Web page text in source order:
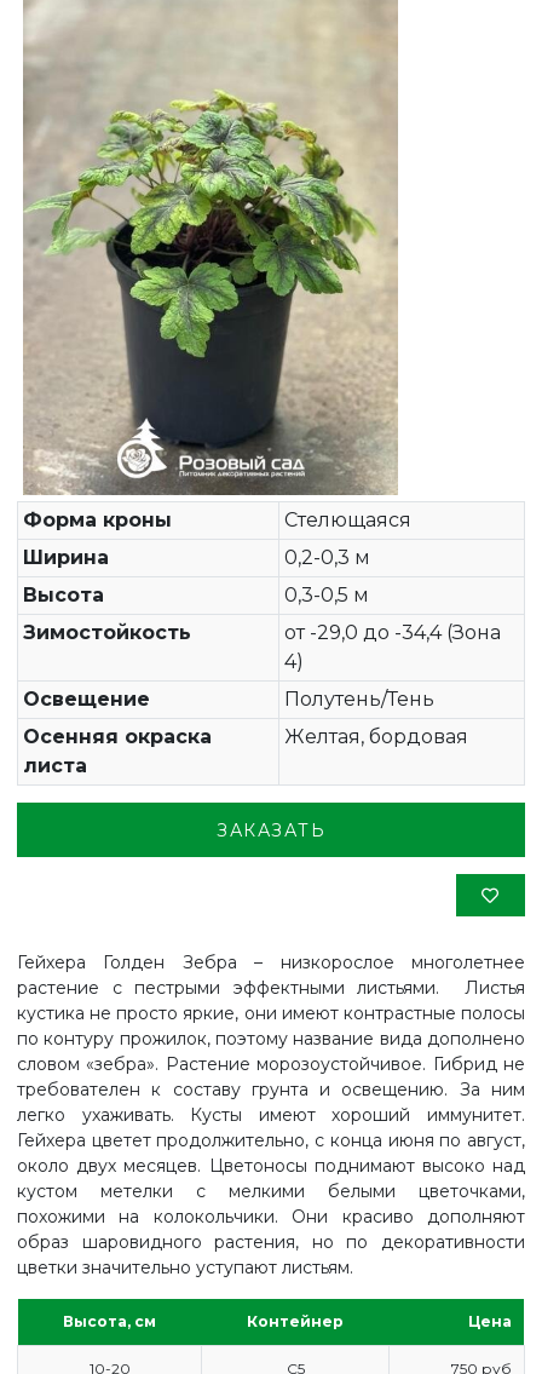
ГЛАВНАЯ
Форма кроны
Стелющаяся
Ширина
0,2-0,3 м
Высота
0,3-0,5 м
Зимостойкость
от -29,0 до -34,4 (Зона
4)
Освещение
Полутень/Тень
Осенняя окраска
листа
Желтая, бордовая
ЗАКАЗАТЬ
Гейхера Голден Зебра – низкорослое многолетнее
растение с пестрыми эффектными листьями. Листья
кустика не просто яркие, они имеют контрастные полосы
по контуру прожилок, поэтому название вида дополнено
словом «зебра». Растение морозоустойчивое. Гибрид не
требователен к составу грунта и освещению. За ним
легко ухаживать. Кусты имеют хороший иммунитет.
Гейхера цветет продолжительно, с конца июня по август,
около двух месяцев. Цветоносы поднимают высоко над
кустом метелки с мелкими белыми цветочками,
похожими на колокольчики. Они красиво дополняют
образ шаровидного растения, но по декоративности
цветки значительно уступают листьям.
Высота, см Контейнер Цена
10-20 С5 750 руб